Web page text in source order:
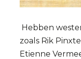
Hebben
zoals Rik
Etienne